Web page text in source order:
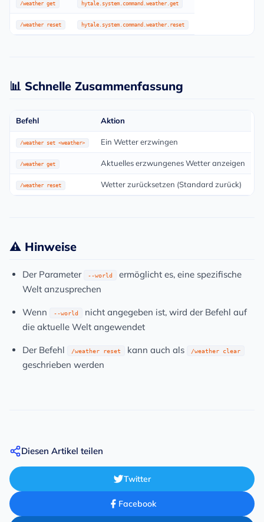
/weather get hytale.system.command.weather.get
/weather reset hytale.system.command.weather.reset
📊 Schnelle Zusammenfassung
Befehl Aktion
/weather set <weather> Ein Wetter erzwingen
/weather get Aktuelles erzwungenes Wetter anzeigen
/weather reset Wetter zurücksetzen (Standard zurück)
⚠️ Hinweise
Der Parameter --world
ermöglicht es, eine spezifische
Welt anzusprechen
Wenn --world
nicht angegeben ist, wird der Befehl auf
die aktuelle Welt angewendet
Der Befehl /weather reset kann auch als /weather clear
geschrieben werden
Diesen Artikel teilen
Twitter
Facebook